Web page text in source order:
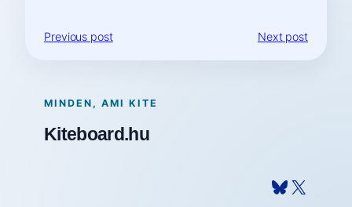
Previous post Next post
MINDEN, AMI KITE
Kiteboard.hu
Bluesky X